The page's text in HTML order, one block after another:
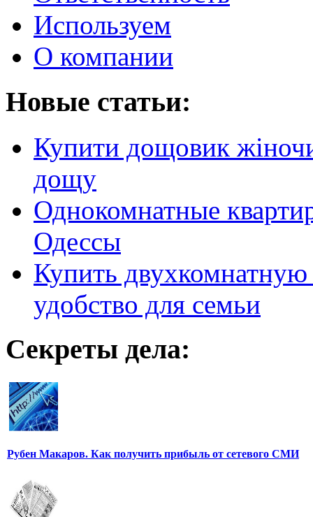
Используем
О компании
Новые статьи:
Купити дощовик
дощу
Однокомнатные
Одессы
Купить
удобство для семьи
Секреты дела:
Рубен Макаров. Как получить прибыль от сетевого СМИ